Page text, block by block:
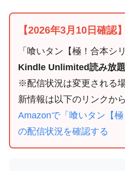
【2026年3月10日確認
「喰いタン【極！合本シ
Kindle Unlimited読み放
※配信状況は変更される
新情報は以下のリンクか
Amazonで「喰いタン【極
の配信状況を確認する